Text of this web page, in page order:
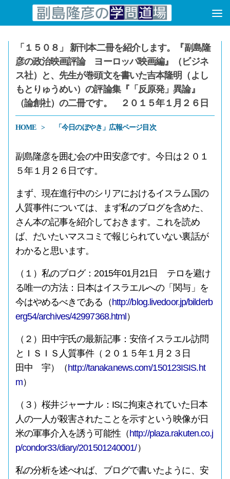
コンテンツへスキップ
「１５０８」 新刊本二冊を紹介します。『副島隆
彦の政治映画評論 ヨーロッパ映画編』（ビジネ
ス社）と、先生が巻頭文を書いた吉本隆明（よし
もとりゅうめい）の評論集『「反原発」異論』
（論創社）の二冊です。 ２０１５年１月２６日
HOME 「今日のぼやき」広報ページ目次
副島隆彦を囲む会の中田安彦です。今日は２０１
５年１月２６日です。
まず、現在進行中のシリアにおけるイスラム国の
人質事件については、まず私のブログを含めた、
さん本の記事を紹介しておきます。これを読め
ば、だいたいマスコミで報じられていない裏話が
わかると思います。
（１）私のブログ：2015年01月21日 テロを避け
る唯一の方法：日本はイスラエルへの「関与」を
今はやめるべきである（ http://blog.livedoor.jp/bilderb
erg54/archives/42997368.html ）
（２）田中宇氏の最新記事：安倍イスラエル訪問
とＩＳＩＳ人質事件（２０１５年１月２３日
田中 宇）（ http://tanakanews.com/150123ISIS.ht
m）
（３）桜井ジャーナル：ISに拘束されていた日本
人の一人が殺害されたことを示すという映像が日
米の軍事介入を誘う可能性（ http://plaza.rakuten.co.j
p/condor33/diary/201501240001/）
私の分析を述べれば、ブログで書いたように、安